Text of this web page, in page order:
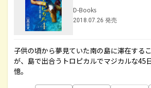
D-Books
2018.07.26 発売
子供の頃から夢見ていた南の島に滞在する
が、島で出合うトロピカルでマジカルな45
憶。